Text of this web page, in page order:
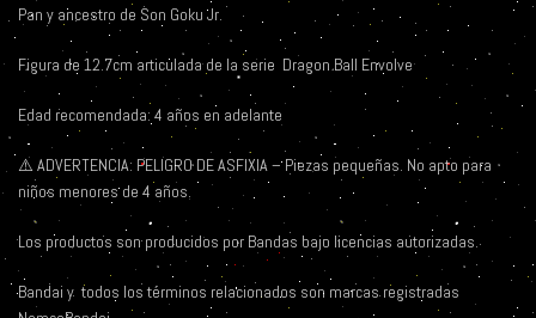
Pan y ancestro de Son Goku Jr.
Figura de 12.7cm articulada de la serie Dragon Ball Envolve
Edad recomendada: 4 años en adelante
⚠️ ADVERTENCIA: PELIGRO DE ASFIXIA – Piezas pequeñas. No apto para
niños menores de 4 años.
Los productos son producidos por Bandas bajo licencias autorizadas.
Bandai y todos los términos relacionados son marcas registradas